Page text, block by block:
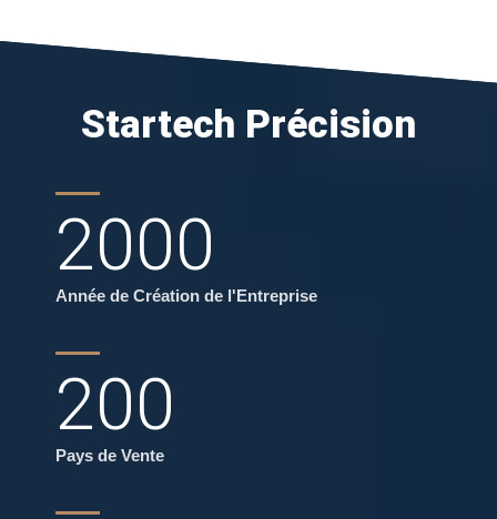
Startech Précision
2000
Année de Création de l'Entreprise
200
Pays de Vente